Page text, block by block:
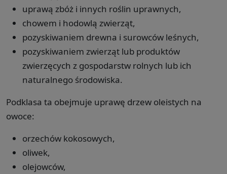
uprawą zbóż i innych roślin uprawnych,
chowem i hodowlą zwierząt,
pozyskiwaniem drewna i surowców leśnych,
pozyskiwaniem zwierząt lub produktów
zwierzęcych z gospodarstw rolnych lub ich
naturalnego środowiska.
Podklasa ta obejmuje uprawę drzew oleistych na
owoce:
orzechów kokosowych,
oliwek,
olejowców,